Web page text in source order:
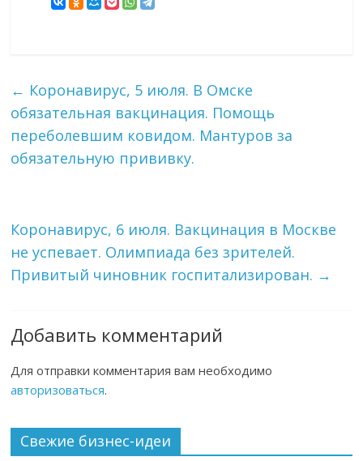
← Коронавирус, 5 июля. В Омске
обязательная вакцинация. Помощь
переболевшим ковидом. Мантуров за
обязательную прививку.
Коронавирус, 6 июля. Вакцинация в Москве
не успевает. Олимпиада без зрителей.
Привитый чиновник госпитализирован. →
Добавить комментарий
Для отправки комментария вам необходимо
авторизоваться.
Свежие бизнес-идеи